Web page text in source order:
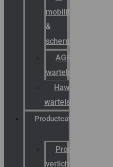
mobility
&
schermstromen
AGRO
wartels
Hawke
wartels
Productcatalogus
Productcatalogus
verlichting